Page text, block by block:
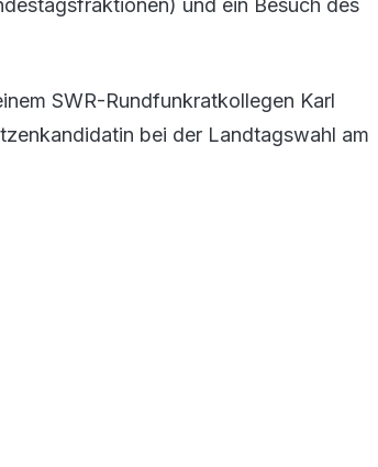
und ein Besuch des
SWR-Rundfunkratkollegen Karl
bei der Landtagswahl am